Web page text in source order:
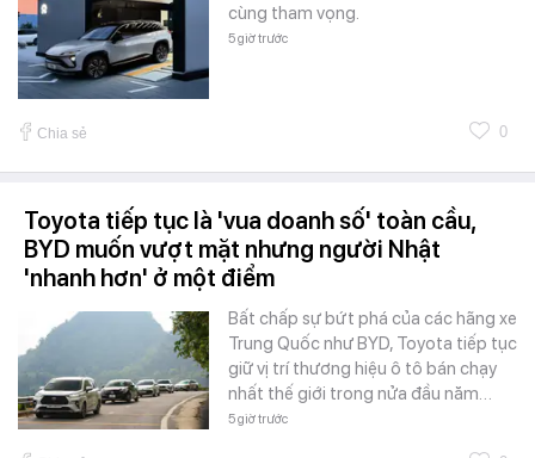
cùng tham vọng.
5 giờ trước
Chia sẻ 0
Toyota tiếp tục là 'vua doanh số' toàn cầu,
BYD muốn vượt mặt nhưng người Nhật
'nhanh hơn' ở một điểm
Bất chấp sự bứt phá của các hãng xe
Trung Quốc như BYD, Toyota tiếp tục
giữ vị trí thương hiệu ô tô bán chạy
nhất thế giới trong nửa đầu năm…
5 giờ trước